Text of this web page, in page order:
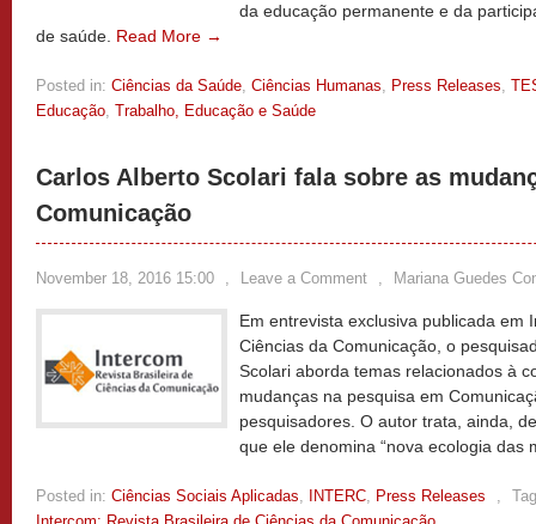
da educação permanente e da
de saúde. Read More →
Posted in: Ciências da Saúde, Ciências Humanas, Press Releases,
Educação, Trabalho, Educação e Saúde
Carlos Alberto Scolari fala sobre as
Comunicação
November 18, 2016 15:00 , Leave a Comment , Mariana Guedes
Em entrevista exclusiva publicada em
Ciências da Comunicação, o
Scolari aborda temas relacionados à
mudanças na pesquisa em
pesquisadores. O autor trata, ainda,
que ele denomina “nova ecologia das
Posted in: Ciências Sociais Aplicadas, INTERC, Press Releases ,